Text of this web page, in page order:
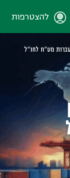
להצטרפות
מט"ח לחו"ל